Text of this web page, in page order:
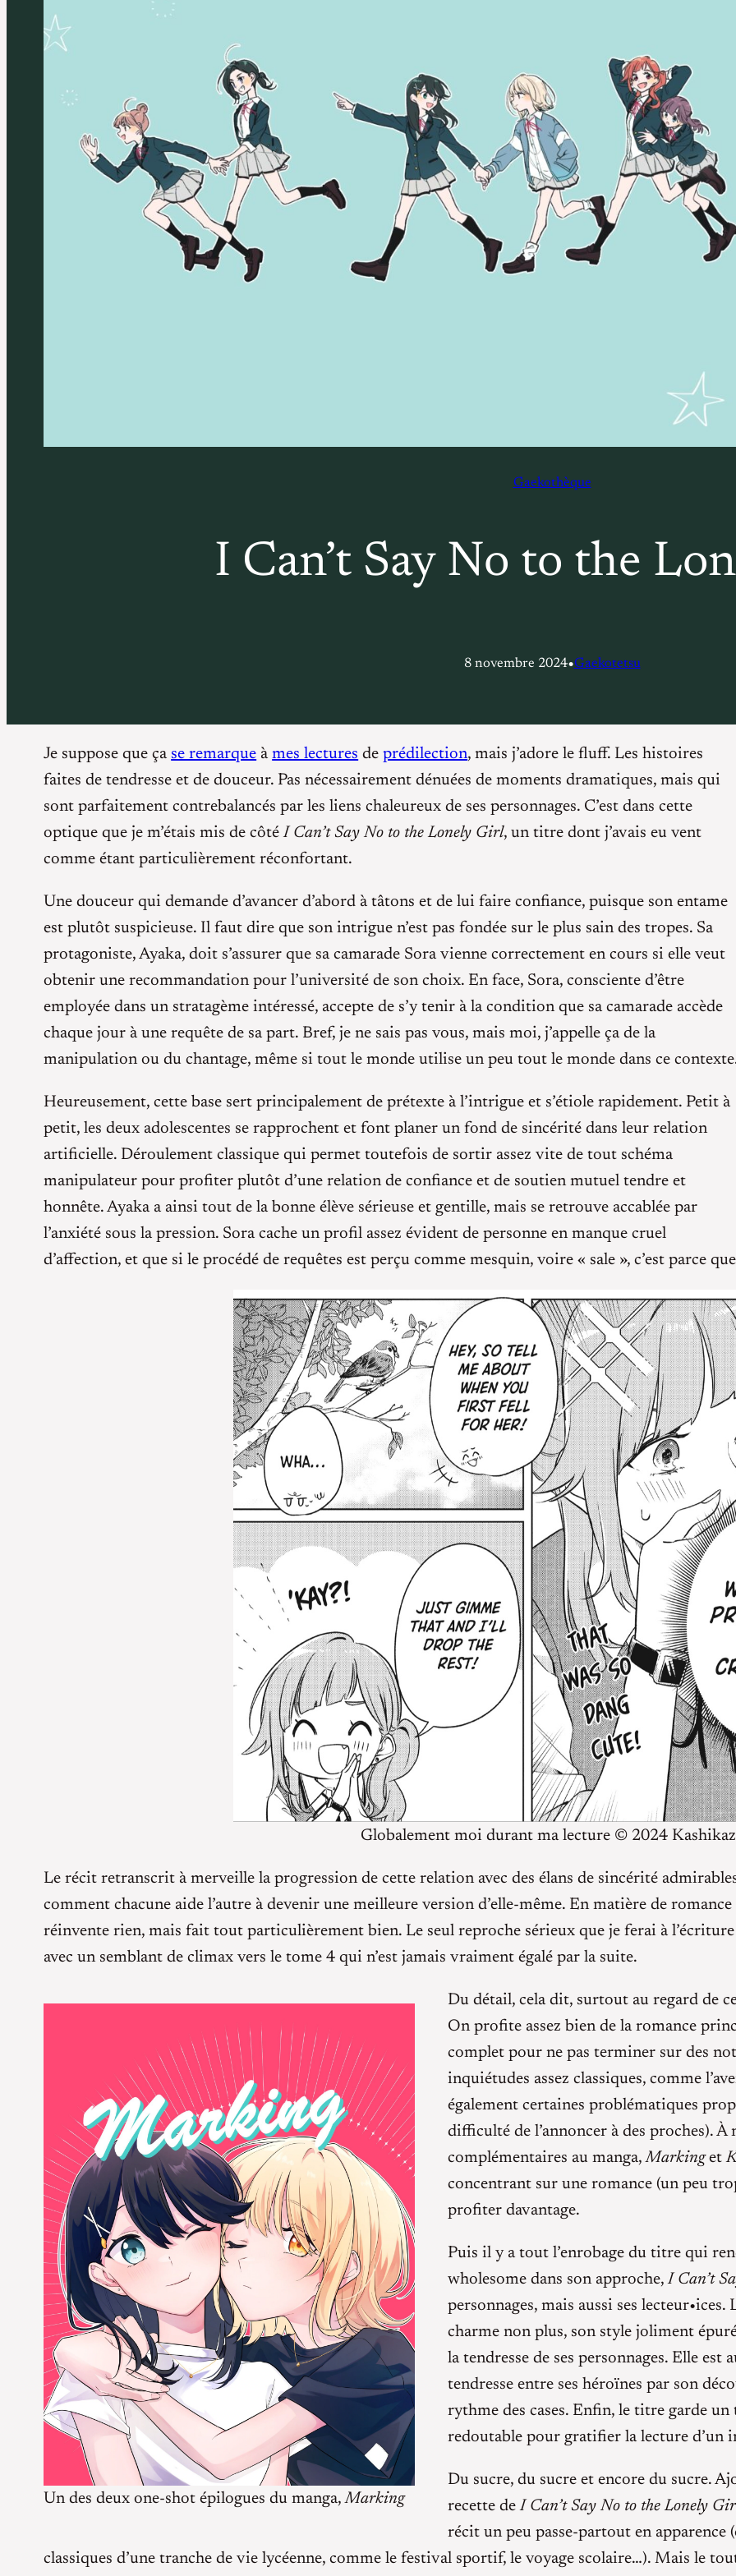
Gaekothèque
I Can’t Say No to the
8 novembre 2024•Gaekotetsu
Je suppose que çase remarque àmes lectures deprédilection, mais j’adore le fluff. Les histoires
faites de tendresse et de douceur. Pas nécessairement dénuées de moments dramatiques, mais qui
sont parfaitement contrebalancés par les liens chaleureux de ses personnages. C’est dans cette
optique que je m’étais mis de côtéI Can’t Say No to the Lonely Girl, un titre dont j’avais eu vent
comme étant particulièrement réconfortant.
Une douceur qui demande d’avancer d’abord à tâtons et de lui faire confiance, puisque son entame
est plutôt suspicieuse. Il faut dire que son intrigue n’est pas fondée sur le plus sain des tropes. Sa
protagoniste, Ayaka, doit s’assurer que sa camarade Sora vienne correctement en cours si elle veut
obtenir une recommandation pour l’université de son choix. En face, Sora, consciente d’être
employée dans un stratagème intéressé, accepte de s’y tenir à la condition que sa camarade accède
chaque jour à une requête de sa part. Bref, je ne sais pas vous, mais moi, j’appelle ça de la
manipulation ou du chantage, même si tout le monde utilise un peu tout le monde dans ce
Heureusement, cette base sert principalement de prétexte à l’intrigue et s’étiole rapidement. Petit à
petit, les deux adolescentes se rapprochent et font planer un fond de sincérité dans leur relation
artificielle. Déroulement classique qui permet toutefois de sortir assez vite de tout schéma
manipulateur pour profiter plutôt d’une relation de confiance et de soutien mutuel tendre et
honnête. Ayaka a ainsi tout de la bonne élève sérieuse et gentille, mais se retrouve accablée par
l’anxiété sous la pression. Sora cache un profil assez évident de personne en manque cruel
d’affection, et que si le procédé de requêtes est perçu comme mesquin, voire « sale », c’est parce
Globalement moi durant ma lecture © 2024
Le récit retranscrit à merveille la progression de cette relation avec des élans de sincérité
comment chacune aide l’autre à devenir une meilleure version d’elle-même. En matière de
réinvente rien, mais fait tout particulièrement bien. Le seul reproche sérieux que je ferai à
avec un semblant de climax vers le tome 4 qui n’est jamais vraiment égalé par la suite.
Un des deux one-shot épilogues du manga,Marking
Du détail, cela dit, surtout au regard de
On profite assez bien de la romance
complet pour ne pas terminer sur des
inquiétudes assez classiques, comme
également certaines problématiques
difficulté de l’annoncer à des proches).
complémentaires au manga,Markinget
concentrant sur une romance (un peu
profiter davantage.
Puis il y a tout l’enrobage du titre qui
wholesome dans son approche,I Can’t
personnages, mais aussi ses
charme non plus, son style joliment
la tendresse de ses personnages. Elle
tendresse entre ses héroïnes par son
rythme des cases. Enfin, le titre garde
redoutable pour gratifier la lecture d’un
Du sucre, du sucre et encore du sucre.
recette deI Can’t Say No to the Lonely
récit un peu passe-partout en apparence
classiques d’une tranche de vie lycéenne, comme le festival sportif, le voyage scolaire…). Mais le